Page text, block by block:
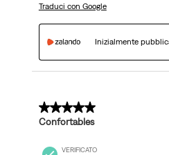
Traduci con Google
Inizialmente
5 su 5 stelle.
Confortables
VERIFICATO